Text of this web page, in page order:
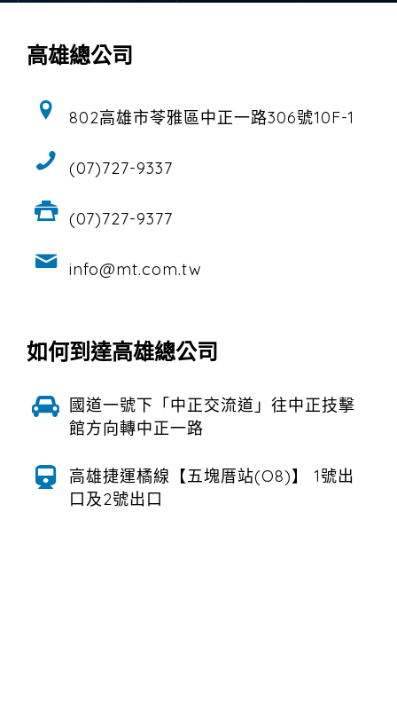
高雄總公司
802高雄市苓雅區中正一路306號10F-1
(07)727-9337
(07)727-9377
info@mt.com.tw
如何到達高雄總公司
國道一號下「中正交流道」往中正技擊
館方向轉中正一路
高雄捷運橘線【五塊厝站(O8)】 1號出
口及2號出口